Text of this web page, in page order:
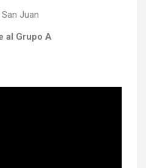
Juan
al Grupo A